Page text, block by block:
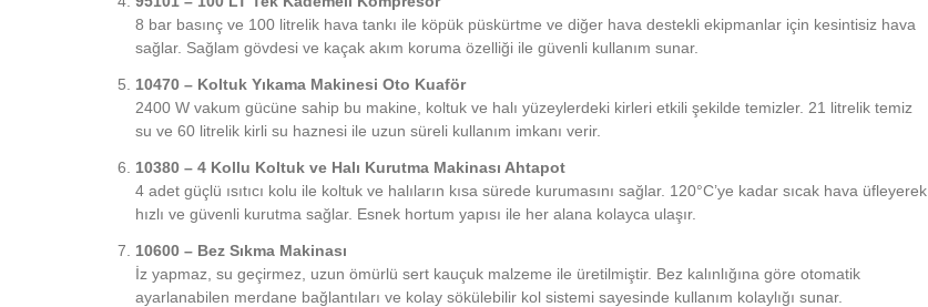
8 bar basınç ve 100 litrelik hava tankı ile köpük püskürtme ve diğer hava destekli ekipmanlar için kesintisiz hava
sağlar. Sağlam gövdesi ve kaçak akım koruma özelliği ile güvenli kullanım sunar.
10470 – Koltuk Yıkama Makinesi Oto Kuaför
2400 W vakum gücüne sahip bu makine, koltuk ve halı yüzeylerdeki kirleri etkili şekilde temizler. 21 litrelik temiz
su ve 60 litrelik kirli su haznesi ile uzun süreli kullanım imkanı verir.
10380 – 4 Kollu Koltuk ve Halı Kurutma Makinası Ahtapot
4 adet güçlü ısıtıcı kolu ile koltuk ve halıların kısa sürede kurumasını sağlar. 120°C’ye kadar sıcak hava üfleyerek
hızlı ve güvenli kurutma sağlar. Esnek hortum yapısı ile her alana kolayca ulaşır.
10600 – Bez Sıkma Makinası
İz yapmaz, su geçirmez, uzun ömürlü sert kauçuk malzeme ile üretilmiştir. Bez kalınlığına göre otomatik
ayarlanabilen merdane bağlantıları ve kolay sökülebilir kol sistemi sayesinde kullanım kolaylığı sunar.